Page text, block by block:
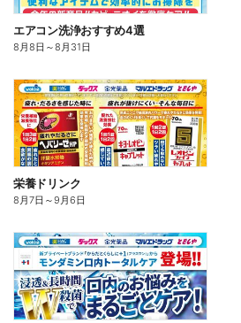
エアコン洗浄おすすめ4選
8月8日 ～8月31日
栄養ドリンク
8月7日 ～9月6日